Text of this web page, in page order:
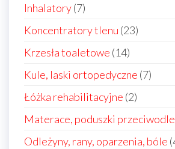
Inhalatory 77
produktów
Koncentratory tlenu 2323
Krzesła toaletowe 1414
produktów
Kule, laski ortopedyczne 77
Łóżka rehabilitacyjne 22
produkty
Materace, poduszki
Odleżyny, rany, oparzenia, bóle